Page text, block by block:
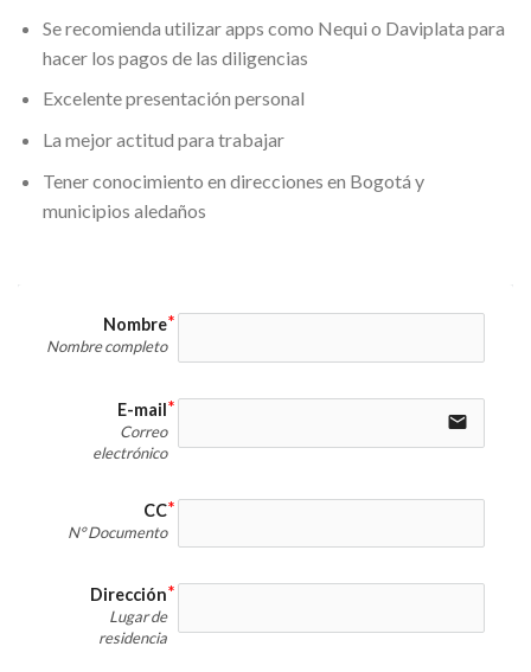
Se recomienda utilizar apps como Nequi o Daviplata para
hacer los pagos de las diligencias
Excelente presentación personal
La mejor actitud para trabajar
Tener conocimiento en direcciones en Bogotá y
municipios aledaños
Nombre
Nombre completo
E-mail
Correo
electrónico
email
CC
N° Documento
Dirección
Lugar de
residencia